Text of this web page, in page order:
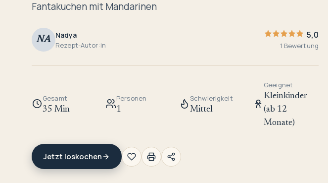
Fantakuchen mit Mandarinen
NA Nadya
Rezept-Autor:in
5,0
1 Bewertung
Gesamt
35 Min
Personen
1
Schwierigkeit
Mittel
Geeignet
Kleinkinder
(ab 12
Monate)
Jetzt loskochen